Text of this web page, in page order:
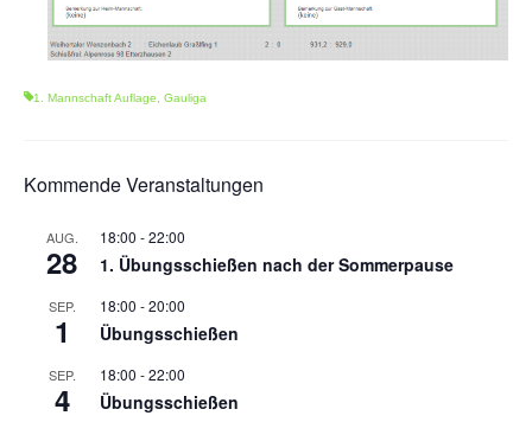
Sektion Am Wenzenbach
Sektionsliga Ergebnisse
Sektionswanderpokale
1. Mannschaft Auflage Gauliga
Kommende Veranstaltungen
AUG.
28
18:00 -22:00
1. Übungsschießen nach der Sommerpause
SEP.
1
18:00 -20:00
Übungsschießen
SEP.
4
18:00 -22:00
Übungsschießen